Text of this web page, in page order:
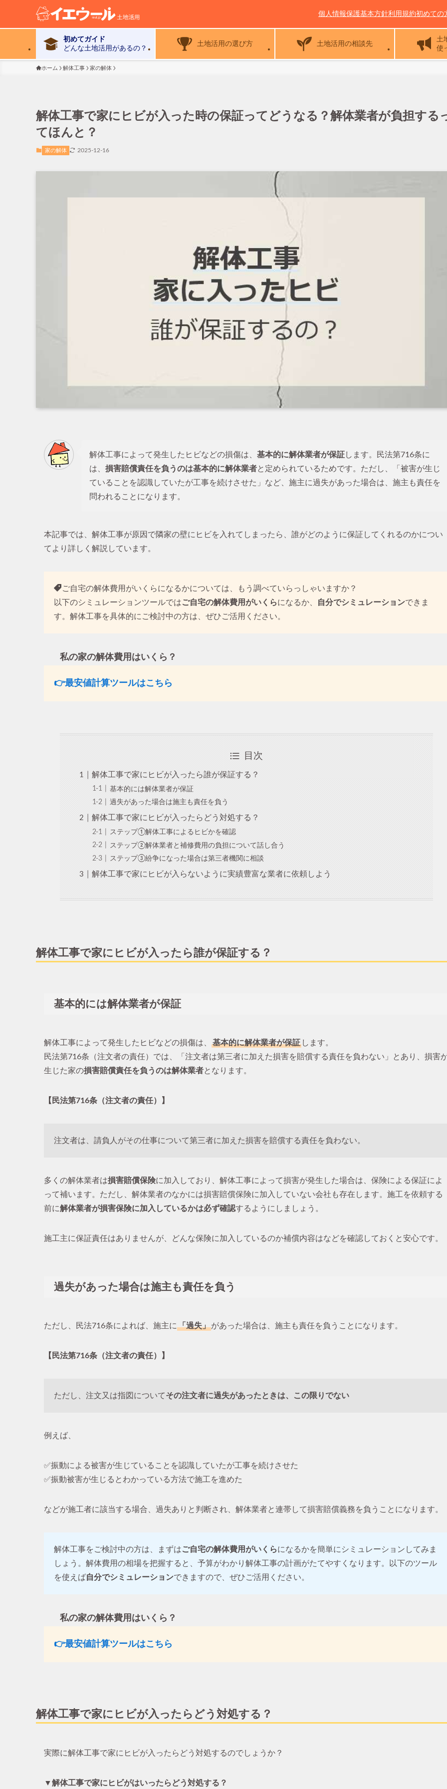
初めてガイド
どんな土地活用があるの？
土地活用の選び方 土地活用の相談先
土
使
個人情報保護基本方針利用規約初めての
ホーム 解体工事 家の解体
解体工事で家にヒビが入った時の保証ってどうなる？解体業者が負担する
てほんと？
家の解体 2025-12-16
解体工事によって発生したヒビなどの損傷は、 基本的に解体業者が保証 します。民法第716条に
は、 損害賠償責任を負うのは基本的に解体業者と定められているためです。ただし、「被害が生じ
ていることを認識していたが工事を続けさせた」など、施主に過失があった場合は、施主も責任を
問われることになります。
本記事では、解体工事が原因で隣家の壁にヒビを入れてしまったら、誰がどのように保証してくれるのかについ
てより詳しく解説しています。
ご自宅の解体費用がいくらになるかについては、もう調べていらっしゃいますか？
以下のシミュレーションツールではご自宅の解体費用がいくらになるか、 自分でシミュレーションできま
す。解体工事を具体的にご検討中の方は、ぜひご活用ください。
私の家の解体費用はいくら？
👉最安値計算ツールはこちら
目次
解体工事で家にヒビが入ったら誰が保証する？
基本的には解体業者が保証
過失があった場合は施主も責任を負う
解体工事で家にヒビが入ったらどう対処する？
ステップ①解体工事によるヒビかを確認
ステップ②解体業者と補修費用の負担について話し合う
ステップ③紛争になった場合は第三者機関に相談
解体工事で家にヒビが入らないように実績豊富な業者に依頼しよう
解体工事で家にヒビが入ったら誰が保証する？
基本的には解体業者が保証
解体工事によって発生したヒビなどの損傷は、 基本的に解体業者が保証 します。
民法第716条（注文者の責任）では、「注文者は第三者に加えた損害を賠償する責任を負わない」とあり、損害
生じた家の損害賠償責任を負うのは解体業者となります。
【民法第716条（注文者の責任）】
注文者は、請負人がその仕事について第三者に加えた損害を賠償する責任を負わない。
多くの解体業者は損害賠償保険に加入しており、解体工事によって損害が発生した場合は、保険による保証によ
って補います。ただし、解体業者のなかには損害賠償保険に加入していない会社も存在します。施工を依頼する
前に解体業者が損害保険に加入しているかは必ず確認するようにしましょう。
施工主に保証責任はありませんが、どんな保険に加入しているのか補償内容はなどを確認しておくと安心です。
過失があった場合は施主も責任を負う
ただし、民法716条によれば、施主に 「過失」があった場合は、施主も責任を負うことになります。
【民法第716条（注文者の責任）】
ただし、注文又は指図についてその注文者に過失があったときは、この限りでない
例えば、
✅振動による被害が生じていることを認識していたが工事を続けさせた
✅振動被害が生じるとわかっている方法で施工を進めた
などが施工者に該当する場合、過失ありと判断され、解体業者と連帯して損害賠償義務を負うことになります。
解体工事をご検討中の方は、まずはご自宅の解体費用がいくらになるかを簡単にシミュレーションしてみま
しょう。解体費用の相場を把握すると、予算がわかり解体工事の計画がたてやすくなります。以下のツール
を使えば自分でシミュレーションできますので、ぜひご活用ください。
私の家の解体費用はいくら？
👉最安値計算ツールはこちら
解体工事で家にヒビが入ったらどう対処する？
実際に解体工事で家にヒビが入ったらどう対処するのでしょうか？
▼解体工事で家にヒビがはいったらどう対処する？